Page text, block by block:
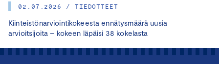
02.07.2026 / TIEDOTTEET
Kiinteistönarviointikokeesta ennätysmäärä uusia
arvioitsijoita – kokeen läpäisi 38 kokelasta